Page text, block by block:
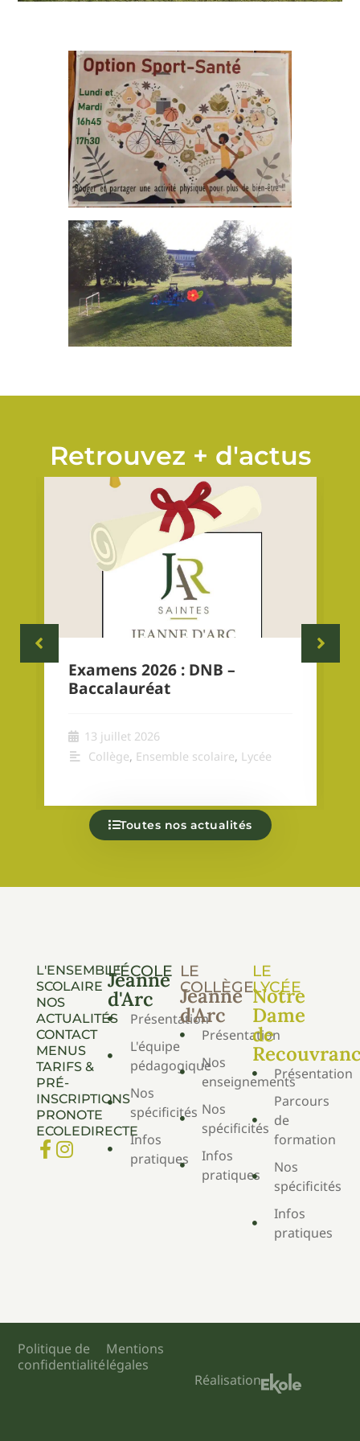
Retrouvez + d'actus
Examens 2026 : DNB –
Baccalauréat
13 juillet 2026
Collège, Ensemble scolaire, Lycée
Toutes nos actualités
L'ENSEMBLE
SCOLAIRE
NOS
ACTUALITÉS
CONTACT
MENUS
TARIFS &
PRÉ-
INSCRIPTIONS
PRONOTE
ECOLEDIRECTE
L'ÉCOLE
Jeanne
d'Arc
Présentation
L'équipe
pédagogique
Nos
spécificités
Infos
pratiques
LE
COLLÈGE
Jeanne
d'Arc
Présentation
Nos
enseignements
Nos
spécificités
Infos
pratiques
LE
LYCÉE
Notre
Dame
de
Présentation
Parcours
de
formation
Nos
spécificités
Infos
pratiques
Politique de
confidentialité
Mentions
légales
Réalisation